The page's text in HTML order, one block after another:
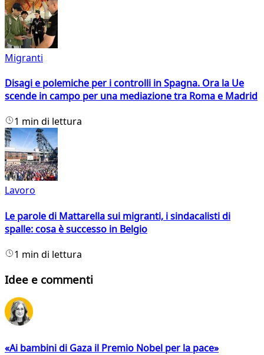
Migranti
Disagi e polemiche per i controlli in Spagna. Ora la Ue
scende in campo per una mediazione tra Roma e Madrid
1 min di lettura
Lavoro
Le parole di Mattarella sui migranti, i sindacalisti di
spalle: cosa è successo in Belgio
1 min di lettura
Idee e commenti
«Ai bambini di Gaza il Premio Nobel per la pace»